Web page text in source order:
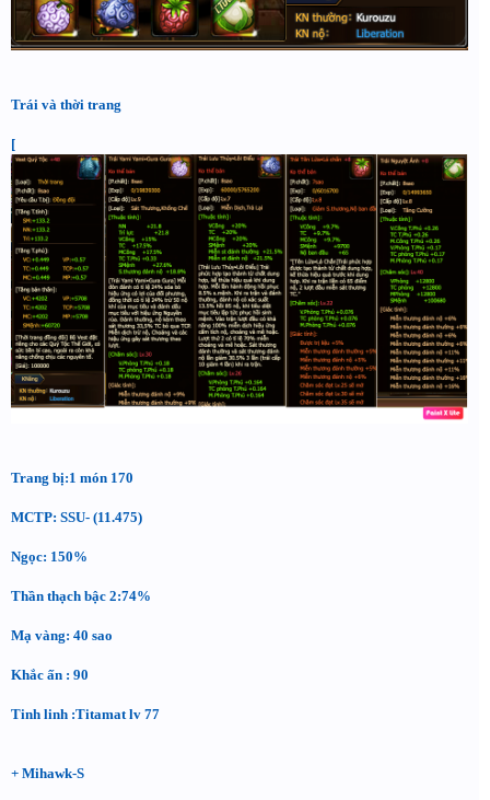
Trái và thời trang
[
Trang bị:1 món 170
MCTP: SSU- (11.475)
Ngọc: 150%
Thần thạch bậc 2:74%
Mạ vàng: 40 sao
Khắc ấn : 90
Tinh linh :Titamat lv 77
+ Mihawk-S